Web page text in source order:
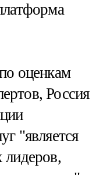
оценкам
Россия
"является
лидеров,